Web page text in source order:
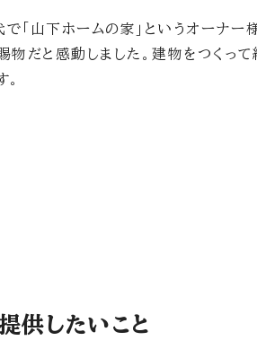
で「山下ホームの家」というオーナ
物だと感動しました。建物をつくって
供したいこと